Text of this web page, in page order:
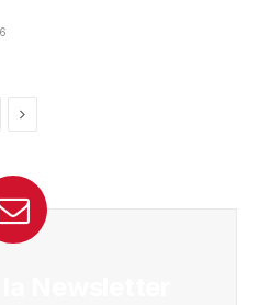
Next